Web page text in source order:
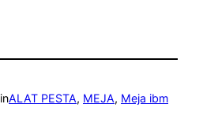
inALAT PESTA, MEJA, Meja ibm